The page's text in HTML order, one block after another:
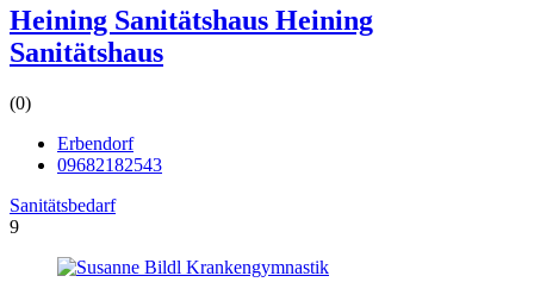
Heining Sanitätshaus Heining
Sanitätshaus
(0)
Erbendorf
09682182543
Sanitätsbedarf
9